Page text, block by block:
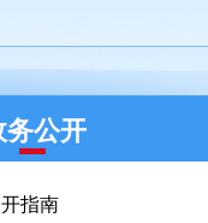
务公开
指南